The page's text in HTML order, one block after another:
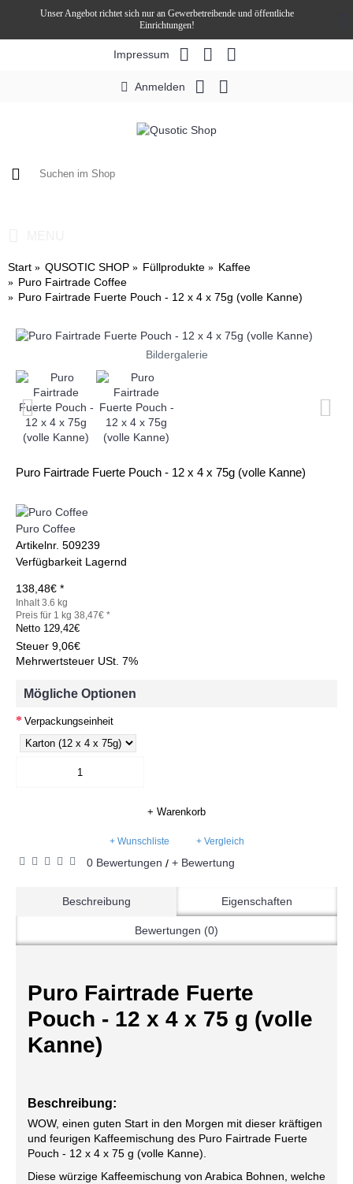
Unser Angebot richtet sich nur an Gewerbetreibende und öffentliche
Einrichtungen!
Impressum
Anmelden
Start QUSOTIC SHOP Füllprodukte
Kaffee
Puro Fairtrade Coffee
Puro Fairtrade Fuerte Pouch - 12 x 4 x 75g (volle Kanne)
Bildergalerie
Puro Fairtrade Fuerte Pouch - 12 x 4 x 75g (volle Kanne)
Puro Coffee
Artikelnr. 509239
Verfügbarkeit Lagernd
138,48€ *
Inhalt 3.6 kg
Preis für 1 kg 38,47€ *
Netto 129,42€
Steuer 9,06€
Mehrwertsteuer USt. 7%
Mögliche Optionen
Verpackungseinheit
+ Warenkorb
+ Wunschliste + Vergleich
0 Bewertungen / + Bewertung
Beschreibung Eigenschaften
Bewertungen (0)
Puro Fairtrade Fuerte
Pouch - 12 x 4 x 75 g (volle
Kanne)
Beschreibung:
WOW, einen guten Start in den Morgen mit dieser kräftigen
und feurigen Kaffeemischung des Puro Fairtrade Fuerte
Pouch - 12 x 4 x 75 g (volle Kanne).
Diese würzige Kaffeemischung von Arabica Bohnen, welche